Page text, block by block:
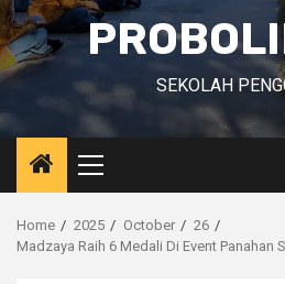
SEKOLAH
Primary
Menu
Home 2025 October
26
Madzaya Raih 6 Medali Di Event Panahan